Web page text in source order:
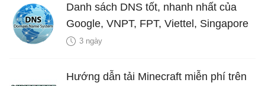
Danh sách DNS tốt, nhanh nhất của
Google, VNPT, FPT, Viettel, Singapore
3 ngày
Hướng dẫn tải Minecraft miễn phí trên